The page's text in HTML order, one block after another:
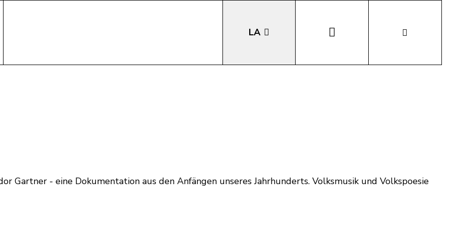
LA
Gartner - eine Dokumentation aus den Anfängen unseres Jahrhunderts. Volksmusik und Volkspoesie